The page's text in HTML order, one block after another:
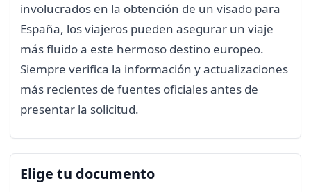
involucrados en la obtención de un visado para
España, los viajeros pueden asegurar un viaje
más fluido a este hermoso destino europeo.
Siempre verifica la información y actualizaciones
más recientes de fuentes oficiales antes de
presentar la solicitud.
Elige tu documento